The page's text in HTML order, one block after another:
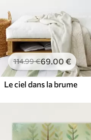
114.99€69 .00 €
Le ciel dans la brume